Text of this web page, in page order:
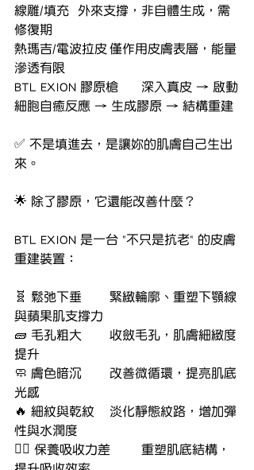
線雕/填充	外來支撐，非自體生成，需
修復期
熱瑪吉/電波拉皮	僅作用皮膚表層，能量
滲透有限
BTL EXION 膠原槍	深入真皮 → 啟動
細胞自癒反應 → 生成膠原 → 結構重建
✅ 不是填進去，是讓妳的肌膚自己生出
來。
🌟 除了膠原，它還能改善什麼？
BTL EXION 是一台 "不只是抗老" 的皮膚
重建裝置：
🧬 鬆弛下垂	緊緻輪廓、重塑下顎線
與蘋果肌支撐力
🧱 毛孔粗大	收斂毛孔，肌膚細緻度
提升
🧼 膚色暗沉	改善微循環，提亮肌底
光感
🔥 細紋與乾紋	淡化靜態紋路，增加彈
性與水潤度
🧖‍♀️ 保養吸收力差	重塑肌底結構，